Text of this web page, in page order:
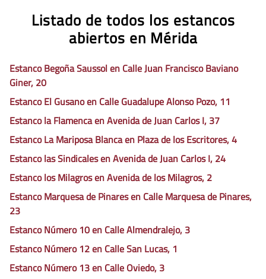
Listado de todos los estancos
abiertos en Mérida
Estanco Begoña Saussol en Calle Juan Francisco Baviano
Giner, 20
Estanco El Gusano en Calle Guadalupe Alonso Pozo, 11
Estanco la Flamenca en Avenida de Juan Carlos I, 37
Estanco La Mariposa Blanca en Plaza de los Escritores, 4
Estanco las Sindicales en Avenida de Juan Carlos I, 24
Estanco los Milagros en Avenida de los Milagros, 2
Estanco Marquesa de Pinares en Calle Marquesa de Pinares,
23
Estanco Número 10 en Calle Almendralejo, 3
Estanco Número 12 en Calle San Lucas, 1
Estanco Número 13 en Calle Oviedo, 3